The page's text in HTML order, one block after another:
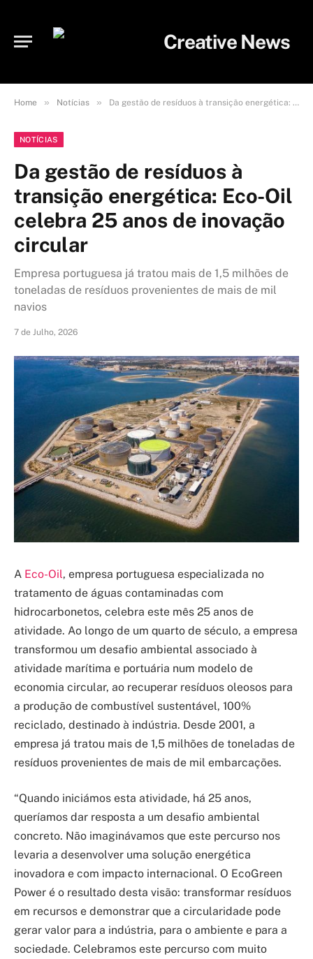
Home » Notícias » Da gestão de resíduos à transição energética: Eco-Oil celebra 25 anos de inovação circular
NOTÍCIAS
Da gestão de resíduos à
transição energética: Eco-Oil
celebra 25 anos de inovação
circular
Empresa portuguesa já tratou mais de 1,5 milhões de
toneladas de resíduos provenientes de mais de mil
navios
7 de Julho, 2026
A Eco-Oil, empresa portuguesa especializada no
tratamento de águas contaminadas com
hidrocarbonetos, celebra este mês 25 anos de
atividade. Ao longo de um quarto de século, a empresa
transformou um desafio ambiental associado à
atividade marítima e portuária num modelo de
economia circular, ao recuperar resíduos oleosos para
a produção de combustível sustentável, 100%
reciclado, destinado à indústria. Desde 2001, a
empresa já tratou mais de 1,5 milhões de toneladas de
resíduos provenientes de mais de mil embarcações.
“Quando iniciámos esta atividade, há 25 anos,
queríamos dar resposta a um desafio ambiental
concreto. Não imaginávamos que este percurso nos
levaria a desenvolver uma solução energética
inovadora e com impacto internacional. O EcoGreen
Power é o resultado desta visão: transformar resíduos
em recursos e demonstrar que a circularidade pode
gerar valor para a indústria, para o ambiente e para a
sociedade. Celebramos este percurso com muito